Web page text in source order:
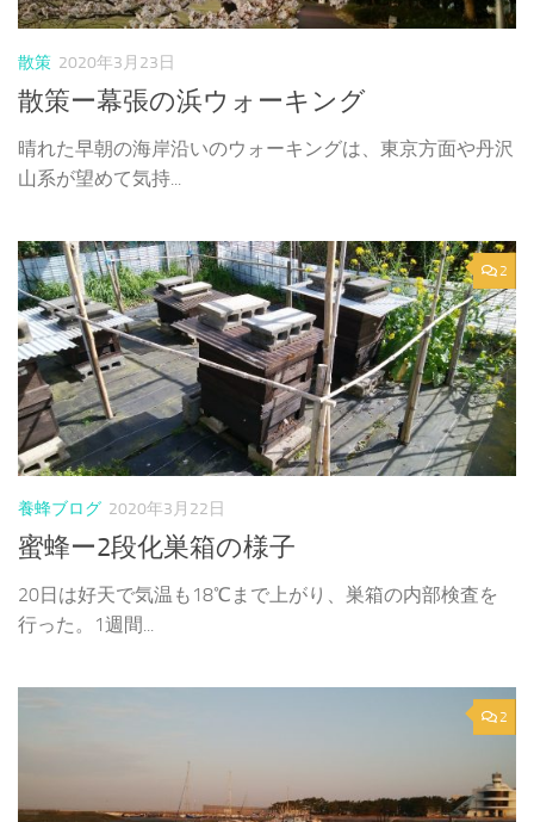
散策 2020年3月23日
散策ー幕張の浜ウォーキング
晴れた早朝の海岸沿いのウォーキングは、東京方面や丹沢
山系が望めて気持...
2
養蜂ブログ 2020年3月22日
蜜蜂ー2段化巣箱の様子
20日は好天で気温も18℃まで上がり、巣箱の内部検査を
行った。1週間...
2